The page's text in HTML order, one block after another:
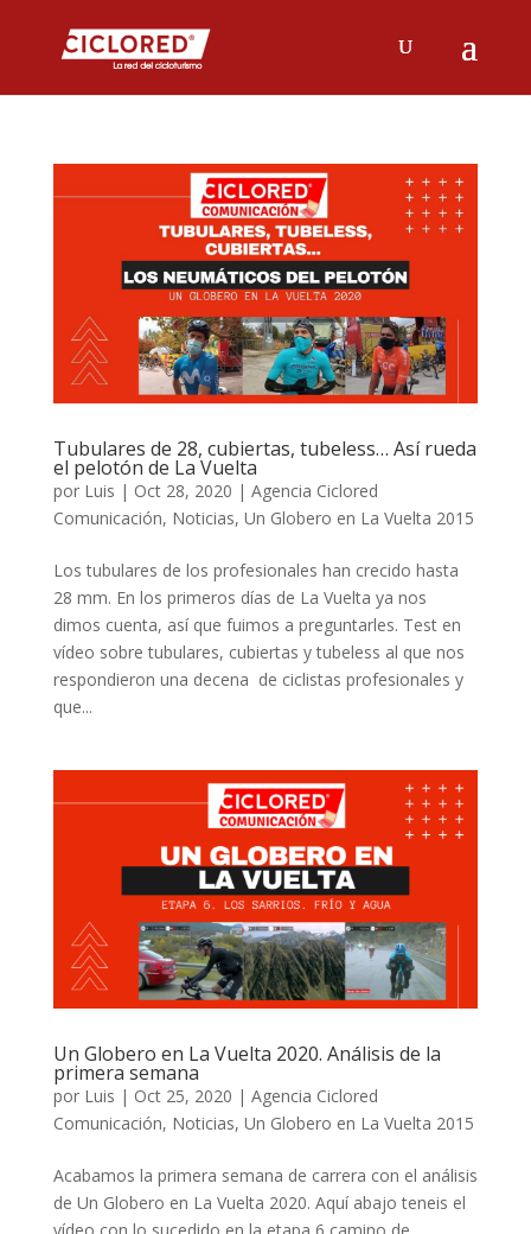
Tubulares de 28, cubiertas, tubeless… Así rueda
el pelotón de La Vuelta
por Luis | Oct 28, 2020 | Agencia Ciclored
Comunicación, Noticias, Un Globero en La Vuelta 2015
Los tubulares de los profesionales han crecido hasta
28 mm. En los primeros días de La Vuelta ya nos
dimos cuenta, así que fuimos a preguntarles. Test en
vídeo sobre tubulares, cubiertas y tubeless al que nos
respondieron una decena de ciclistas profesionales y
que...
Un Globero en La Vuelta 2020. Análisis de la
primera semana
por Luis | Oct 25, 2020 | Agencia Ciclored
Comunicación, Noticias, Un Globero en La Vuelta 2015
Acabamos la primera semana de carrera con el análisis
de Un Globero en La Vuelta 2020. Aquí abajo teneis el